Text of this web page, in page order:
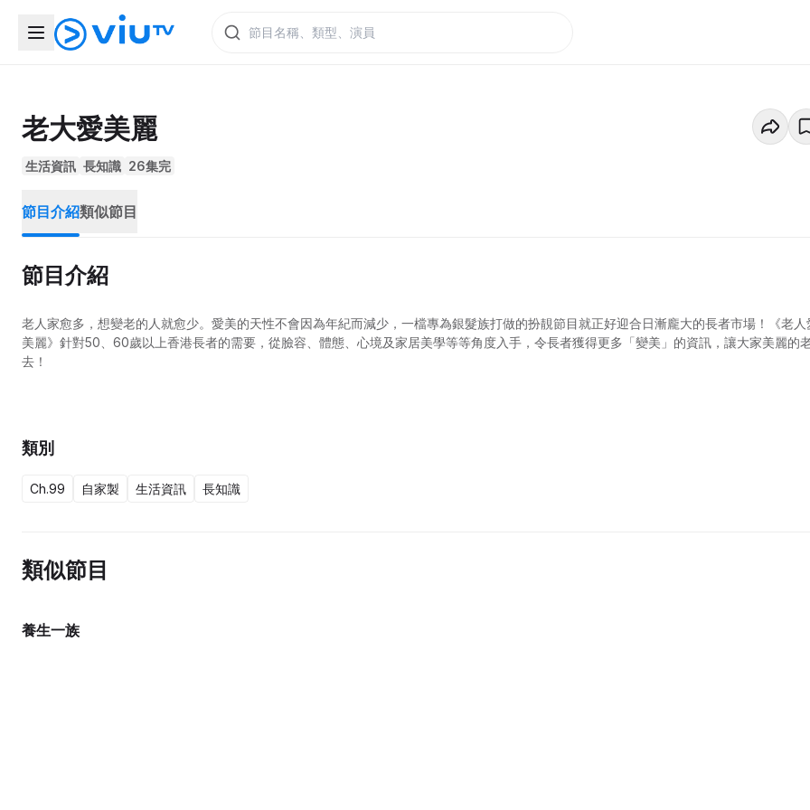
老大愛美麗
生活資訊 長知識 26集完
節目介紹類似節目
節目介紹
老人家愈多，想變老的人就愈少。愛美的天性不會因為年紀而減少，一檔專為銀髮族打做的扮靚節目就正好迎合日漸龐大的長者市場！《老人
美麗》針對50、60歲以上香港長者的需要，從臉容、體態、心境及家居美學等等角度入手，令長者獲得更多「變美」的資訊，讓大家美麗的
去！
類別
Ch.99 自家製 生活資訊 長知識
類似節目
養生一族